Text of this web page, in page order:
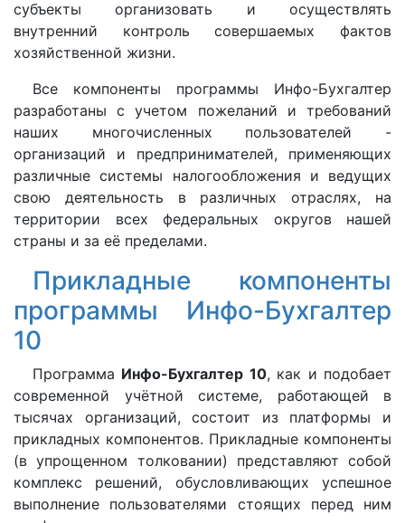
субъекты организовать и осуществлять
внутренний контроль совершаемых фактов
хозяйственной жизни.
Все компоненты программы Инфо-Бухгалтер
разработаны с учетом пожеланий и требований
наших многочисленных пользователей -
организаций и предпринимателей, применяющих
различные системы налогообложения и ведущих
свою деятельность в различных отраслях, на
территории всех федеральных округов нашей
страны и за её пределами.
Прикладные компоненты
программы Инфо-Бухгалтер
10
Программа Инфо-Бухгалтер 10, как и подобает
современной учётной системе, работающей в
тысячах организаций, состоит из платформы и
прикладных компонентов. Прикладные компоненты
(в упрощенном толковании) представляют собой
комплекс решений, обусловливающих успешное
выполнение пользователями стоящих перед ним